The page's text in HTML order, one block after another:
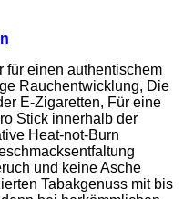
für einen authentischem
Rauchentwicklung, Die
E-Zigaretten, Für eine
Stick innerhalb der
Heat-not-Burn
und keine Asche
Tabakgenuss mit bis